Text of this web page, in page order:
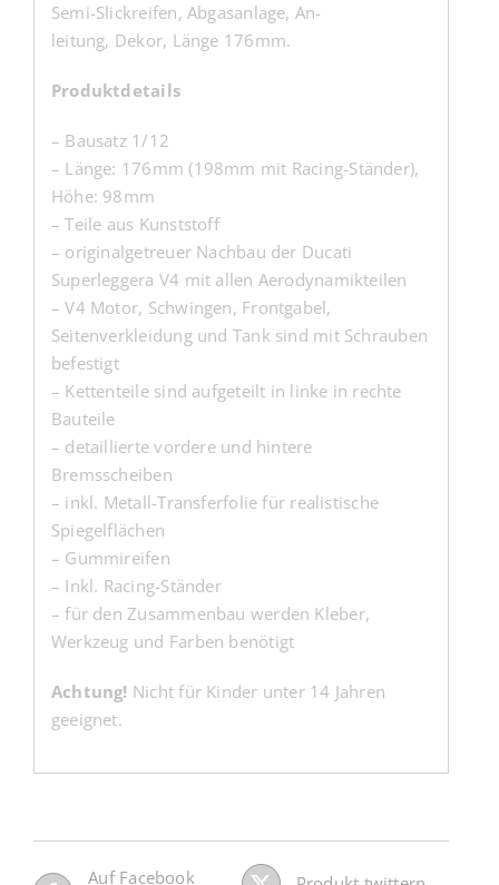
Semi-Slickreifen, Abgasanlage, An-
leitung, Dekor, Länge 176mm.
Produktdetails
– Bausatz 1/12
– Länge: 176mm (198mm mit Racing-Ständer),
Höhe: 98mm
– Teile aus Kunststoff
– originalgetreuer Nachbau der Ducati
Superleggera V4 mit allen Aerodynamikteilen
– V4 Motor, Schwingen, Frontgabel,
Seitenverkleidung und Tank sind mit Schrauben
befestigt
– Kettenteile sind aufgeteilt in linke in rechte
Bauteile
– detaillierte vordere und hintere
Bremsscheiben
– inkl. Metall-Transferfolie für realistische
Spiegelflächen
– Gummireifen
– Inkl. Racing-Ständer
– für den Zusammenbau werden Kleber,
Werkzeug und Farben benötigt
Achtung! Nicht für Kinder unter 14 Jahren
geeignet.
Auf Facebook